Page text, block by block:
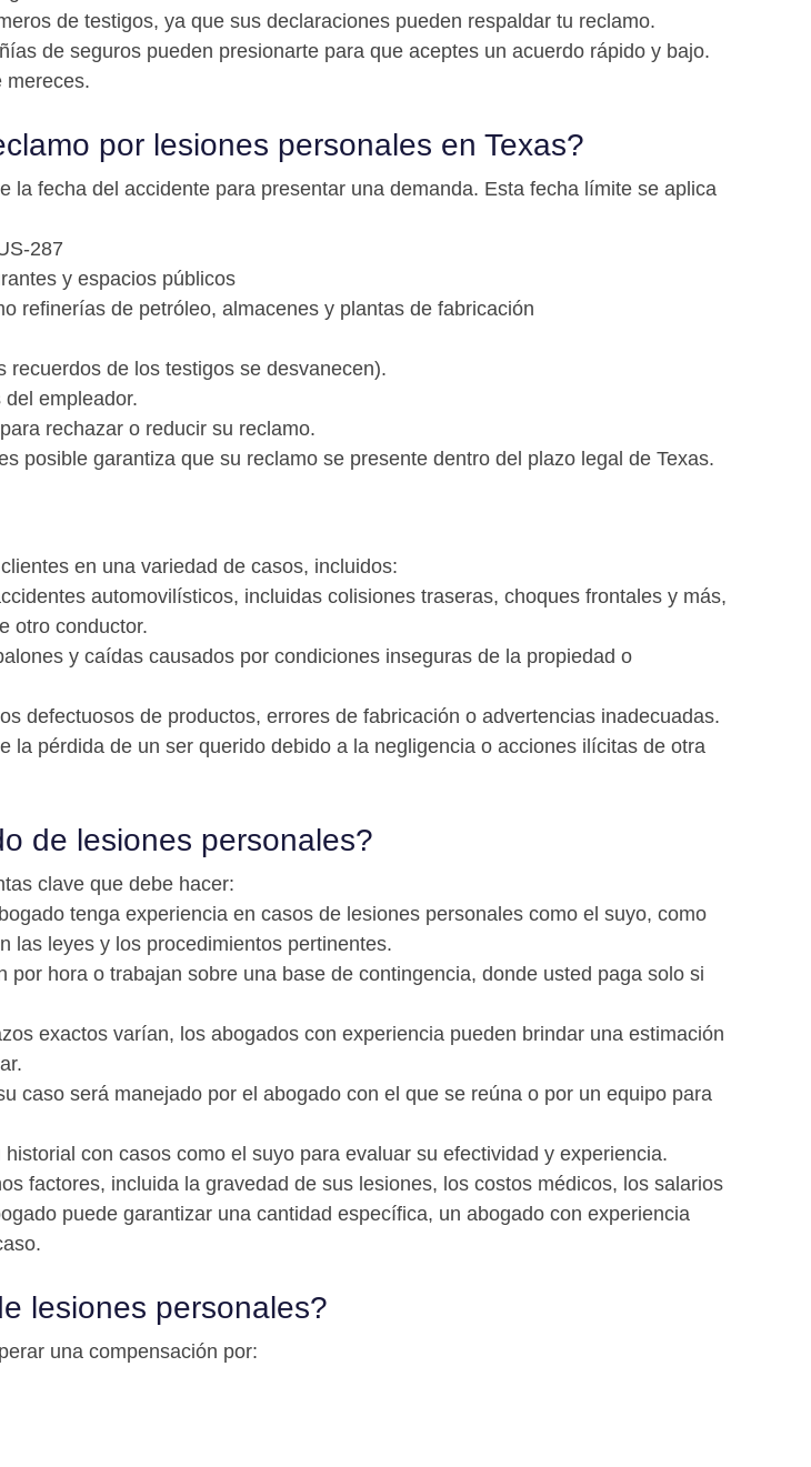
de testigos, ya que sus declaraciones pueden respaldar tu reclamo.
de seguros pueden presionarte para que aceptes un acuerdo rápido y bajo.
mereces.
por lesiones personales en Texas?
fecha del accidente para presentar una demanda. Esta fecha límite se aplica
287
y espacios públicos
refinerías de petróleo, almacenes y plantas de fabricación
de los testigos se desvanecen).
empleador.
rechazar o reducir su reclamo.
posible garantiza que su reclamo se presente dentro del plazo legal de Texas.
en una variedad de casos, incluidos:
automovilísticos, incluidas colisiones traseras, choques frontales y más,
otro conductor.
y caídas causados por condiciones inseguras de la propiedad o
defectuosos de productos, errores de fabricación o advertencias inadecuadas.
la pérdida de un ser querido debido a la negligencia o acciones ilícitas de otra
de lesiones personales?
clave que debe hacer:
tenga experiencia en casos de lesiones personales como el suyo, como
las leyes y los procedimientos pertinentes.
por hora o trabajan sobre una base de contingencia, donde usted paga solo si
exactos varían, los abogados con experiencia pueden brindar una estimación
caso será manejado por el abogado con el que se reúna o por un equipo para
con casos como el suyo para evaluar su efectividad y experiencia.
factores, incluida la gravedad de sus lesiones, los costos médicos, los salarios
puede garantizar una cantidad específica, un abogado con experiencia
lesiones personales?
una compensación por: